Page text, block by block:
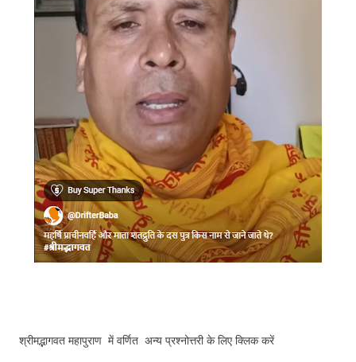
श्रीमद्भागवत महापुराण में वर्णित अन्य प्रश्नोत्तरी के लिए क्लिक करें